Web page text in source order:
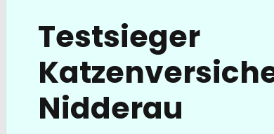
Pferde Haftplicht
Blog
FAQ
Partnerschaften
Über uns
Testsieger
Nidderau